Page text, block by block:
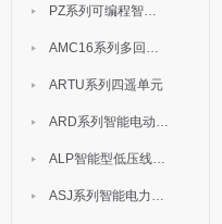
PZ系列可编程智能表
AMC16系列多回路监控装置
ARTU系列四遥单元
ARD系列智能电动机保护器
ALP智能型低压线路保护装置
ASJ系列智能电力继电器